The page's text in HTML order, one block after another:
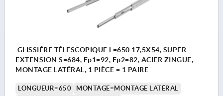
GLISSIÉRE TÉLESCOPIQUE L=650 17,5X54, SUPER
EXTENSION S=684, Fp1=92, Fp2=82, ACIER ZINGUE,
MONTAGE LATÉRAL, 1 PIÈCE = 1 PAIRE
LONGUEUR=650
MONTAGE=MONTAGE LATÉRAL